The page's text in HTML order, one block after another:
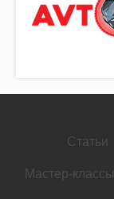
Статьи
Мастер-классы